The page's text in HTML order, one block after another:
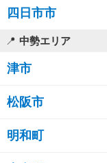
四日市市
中勢エリア
津市
松阪市
明和町